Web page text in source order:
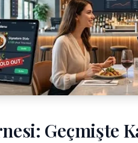
Geçmişte